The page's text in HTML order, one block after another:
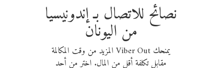
نصائح للاتصال بـ إندونيسيا
من اليونان
يمنحك Viber Out المزيد من وقت المكالمة
مقابل تكلفة أقل من المال. اختر من أحد